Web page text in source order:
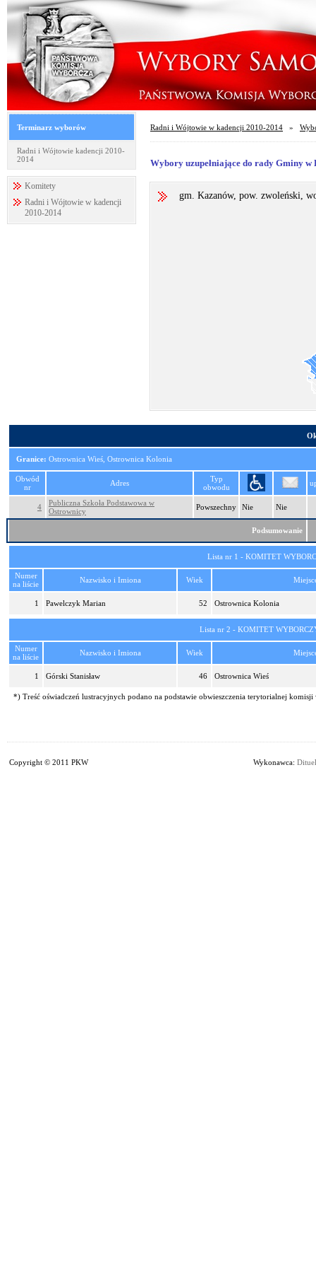
Terminarz wyborów
Radni i Wójtowie kadencji 2010-
2014
Komitety
Radni i Wójtowie w kadencji
2010-2014
Radni i Wójtowie w kadencji 2010-2014 »
Wybory uzupełniające do rady Gminy w
gm. Kazanów, pow. zwoleński,
Granice: Ostrownica Wieś, Ostrownica Kolonia
Obwód
nr
Adres
Typ
obwodu
4
Publiczna Szkoła Podstawowa w
Ostrownicy
Powszechny Nie Nie
Podsumowanie
Lista nr 1 - KOMITET
Numer
na liście
Nazwisko i Imiona Wiek
1 Pawelczyk Marian 52 Ostrownica Kolonia
Lista nr 2 - KOMITET
Numer
na liście
Nazwisko i Imiona Wiek
1 Górski Stanisław 46 Ostrownica Wieś
*) Treść oświadczeń lustracyjnych podano na podstawie obwieszczenia terytorialnej komisji
Copyright © 2011 PKW Wykonawca: